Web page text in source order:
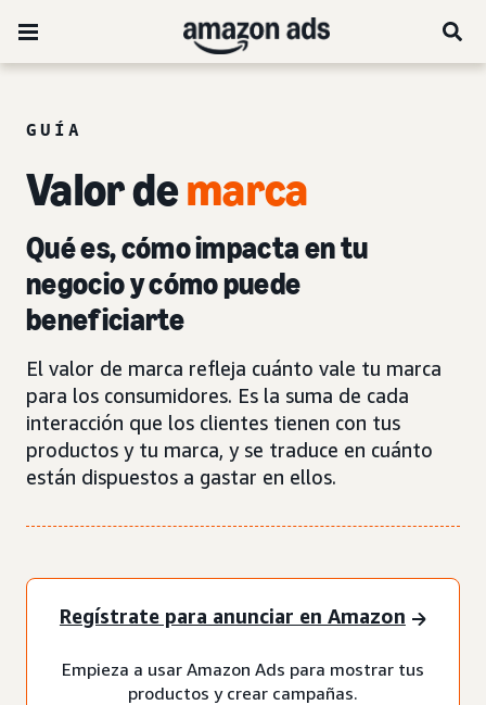
GUÍA
Valor demarca
Qué es, cómo impacta en tu
negocio y cómo puede
beneficiarte
El valor de marca refleja cuánto vale tu marca
para los consumidores. Es la suma de cada
interacción que los clientes tienen con tus
productos y tu marca, y se traduce en cuánto
están dispuestos a gastar en ellos.
Regístrate para anunciar en Amazon
Empieza a usar Amazon Ads para mostrar tus
productos y crear campañas.